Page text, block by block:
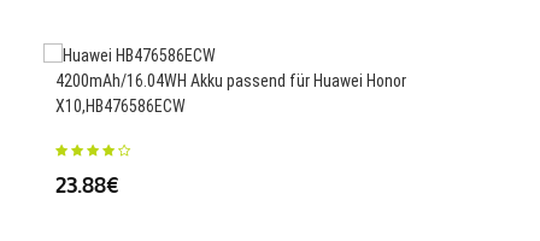
4200mAh/16.04WH Akku passend für Huawei Honor
X10,HB476586ECW
23.88€